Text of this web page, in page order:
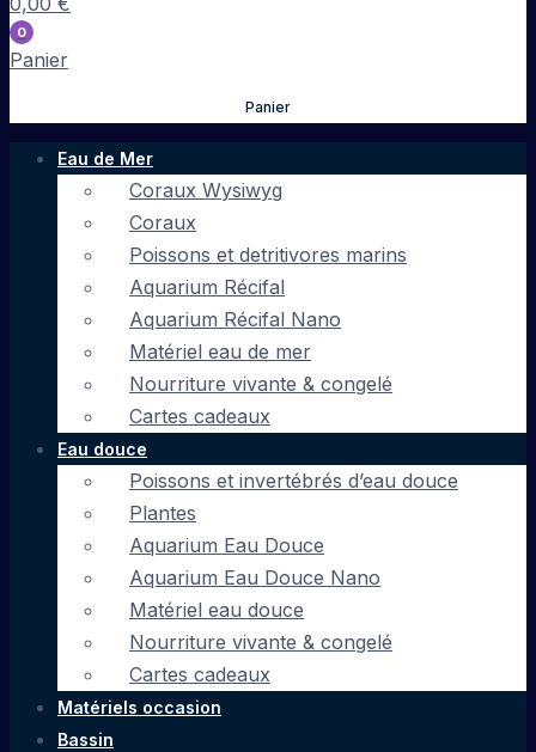
0
Panier
Panier
Eau de Mer
Coraux Wysiwyg
Coraux
Poissons et detritivores marins
Aquarium Récifal
Aquarium Récifal Nano
Matériel eau de mer
Nourriture vivante & congelé
Cartes cadeaux
Eau douce
Poissons et invertébrés d’eau douce
Plantes
Aquarium Eau Douce
Aquarium Eau Douce Nano
Matériel eau douce
Nourriture vivante & congelé
Cartes cadeaux
Matériels occasion
Bassin